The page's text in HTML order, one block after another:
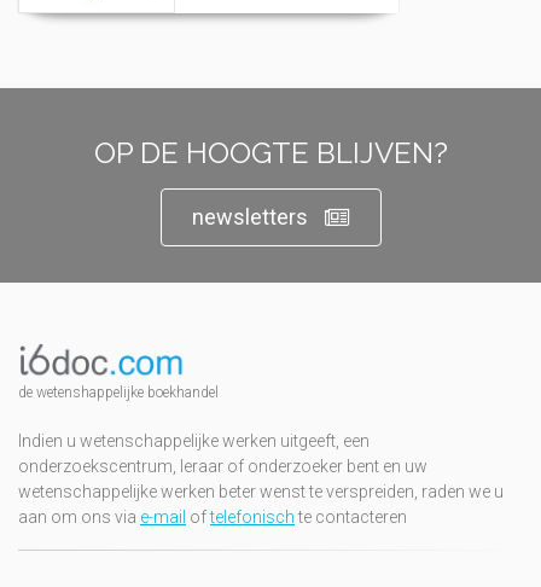
OP DE HOOGTE BLIJVEN?
newsletters
de wetenshappelijke boekhandel
Indien u wetenschappelijke werken uitgeeft, een
onderzoekscentrum, leraar of onderzoeker bent en uw
wetenschappelijke werken beter wenst te verspreiden, raden we u
aan om ons via e-mail oftelefonischte contacteren